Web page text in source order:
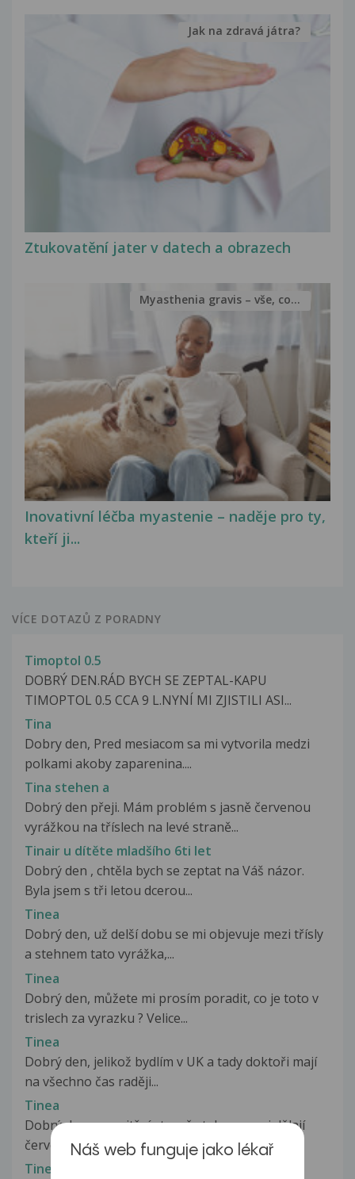
Ztukovatění jater v datech a obrazech
Jak na zdravá játra?
Inovativní léčba myastenie – naděje pro ty,
kteří ji...
Myasthenia gravis – vše, co...
VÍCE DOTAZŮ Z PORADNY
Timoptol 0.5
DOBRÝ DEN.RÁD BYCH SE ZEPTAL-KAPU
TIMOPTOL 0.5 CCA 9 L.NYNÍ MI ZJISTILI ASI...
Tina
Dobry den, Pred mesiacom sa mi vytvorila medzi
polkami akoby zaparenina....
Tina stehen a
Dobrý den přeji. Mám problém s jasně červenou
vyrážkou na tříslech na levé straně...
Tinair u dítěte mladšího 6ti let
Dobrý den , chtěla bych se zeptat na Váš názor.
Byla jsem s tři letou dcerou...
Tinea
Dobrý den, už delší dobu se mi objevuje mezi třísly
a stehnem tato vyrážka,...
Tinea
Dobrý den, můžete mi prosím poradit, co je toto v
trislech za vyrazku ? Velice...
Tinea
Dobrý den, jelikož bydlím v UK a tady doktoři mají
na všechno čas raději...
Tinea
Dobrý den, na vnitřní straně stehna se mi dělají
červené fleky, buď jsou zarudle,...
Tinea capitis
Náš web funguje jako lékař